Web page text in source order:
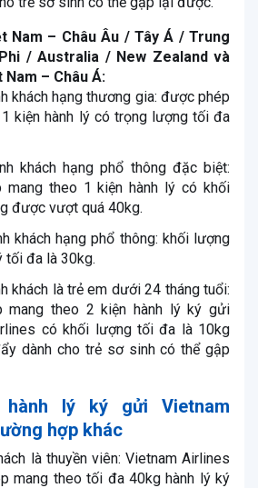
Nam – Châu Âu / Tây Á / Trung
/ Australia / New Zealand và
– Châu Á:
khách hạng thương gia: được phép
kiện hành lý có trọng lượng tối đa
khách hạng phổ thông đặc biệt:
mang theo 1 kiện hành lý có khối
được vượt quá 40kg.
khách hạng phổ thông: khối lượng
tối đa là 30kg.
khách là trẻ em dưới 24 tháng tuổi:
mang theo 2 kiện hành lý ký gửi
có khối lượng tối đa là 10kg
dành cho trẻ sơ sinh có thể gập
lý ký gửi Vietnam
hợp khác
là thuyền viên: Vietnam Airlines
mang theo tối đa 40kg hành lý ký